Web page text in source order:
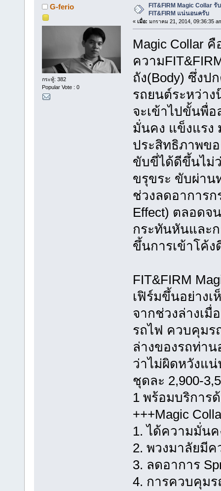
G-ferio
กระทู้: 382
Popular Vote : 0
FIT&FIRM Magic Collar
FIT&FIRM แน่นอนครับ
« เมื่อ: มกราคม 21, 2014, 09:36:35
Magic Collar
ความ
ถัง(Body) ซึ่งป
รถยนต์ระหว่าง
จะเข้าไปขั้นพื่
มั่นคง แข็งแรง
ประสิทธิภาพข
ขับขี่ได้ดีขึ้นไม่
ขรุขระ ขับผ่าน
ช่วงลดอาการก
Effect) ตลอดจ
กระทันหันและ
ขึ้นการเข้าโค้
FIT&FIRM
เฟิร์มขึ้นอย่างเ
จากช่วงล่างเมื่
รถไฟ ควบคุมร
ล่างของรถท่า
ว่าไม่ผิดหวังแ
ชุดละ 2,900-
1 พร้อมบริการ
+++Magic
1. ได้ความมั่น
2. พวงมาลัยมี
3. ลดอาการ
4. การควบคุม